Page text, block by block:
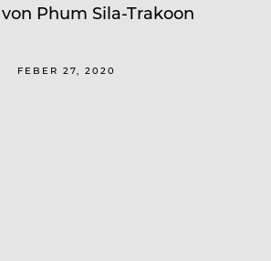
Phum Sila-Trakoon
FEBER 27, 2020